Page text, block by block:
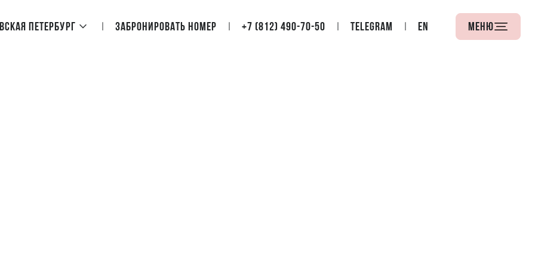
Петербург Забронировать номер +7 (812) 490-70-50 Telegram EN Меню